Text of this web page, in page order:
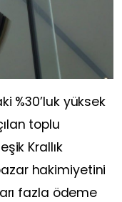
%30’luk yüksek
toplu
Krallık
hakimiyetini
fazla ödeme